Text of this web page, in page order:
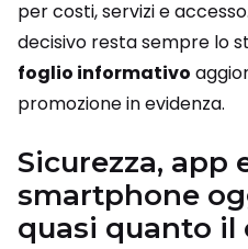
per costi, servizi e
decisivo resta sempre lo
foglio informativo
promozione in evidenza.
Sicurezza, app
smartphone
quasi quanto il